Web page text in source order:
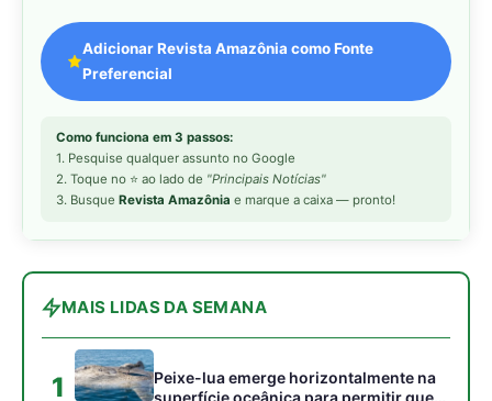
1
aves marinhas removam ectoparasitas
acumulados em sua pele
2
arremessa serpentes contra rochas
para subjugar presas peçonhentas nos
campos
peixes maiores na Amazônia
4
Ariranha sincroniza caça coletiva com
vocalização subaquática e cerca